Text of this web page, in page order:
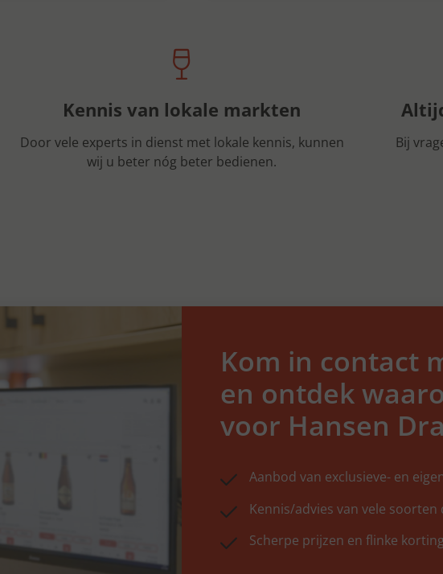
Kennis van lokale markten
Door vele experts in dienst met lokale kennis, kunnen
wij u beter nóg beter bedienen.
Bij
Kom in contact
en ontdek
voor Hansen
Aanbod van exclusieve- en
Kennis/advies van vele soorten
Scherpe prijzen en flinke